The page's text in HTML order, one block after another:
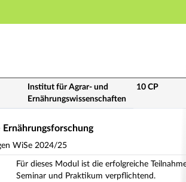
Hauptnavigation
- Experimentelle
Institut für Agrar- und
Ernährungswissenschaften
10 CP
WiSe 2024/25
Für dieses Modul ist die erfolgreiche
Seminar und Praktikum verpflichtend.